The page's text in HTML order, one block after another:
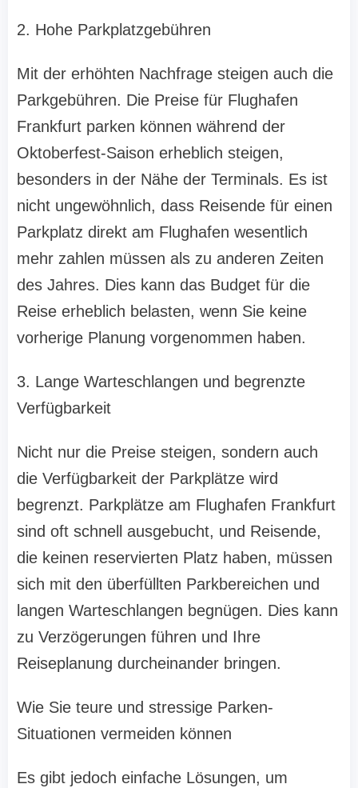
2. Hohe Parkplatzgebühren
Mit der erhöhten Nachfrage steigen auch die
Parkgebühren. Die Preise für Flughafen
Frankfurt parken können während der
Oktoberfest-Saison erheblich steigen,
besonders in der Nähe der Terminals. Es ist
nicht ungewöhnlich, dass Reisende für einen
Parkplatz direkt am Flughafen wesentlich
mehr zahlen müssen als zu anderen Zeiten
des Jahres. Dies kann das Budget für die
Reise erheblich belasten, wenn Sie keine
vorherige Planung vorgenommen haben.
3. Lange Warteschlangen und begrenzte
Verfügbarkeit
Nicht nur die Preise steigen, sondern auch
die Verfügbarkeit der Parkplätze wird
begrenzt. Parkplätze am Flughafen Frankfurt
sind oft schnell ausgebucht, und Reisende,
die keinen reservierten Platz haben, müssen
sich mit den überfüllten Parkbereichen und
langen Warteschlangen begnügen. Dies kann
zu Verzögerungen führen und Ihre
Reiseplanung durcheinander bringen.
Wie Sie teure und stressige Parken-
Situationen vermeiden können
Es gibt jedoch einfache Lösungen, um